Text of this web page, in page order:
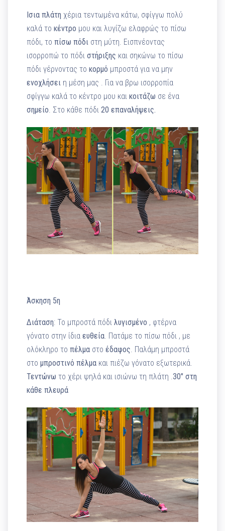
Ισια πλάτη χέρια τεντωμένα κάτω, σφίγγω πολύ
καλά τοκέντρο μου και λυγίζω ελαφρώς το πίσω
πόδι, τοπίσω πόδι στη μύτη. Εισπνέοντας
ισορροπώ το πόδιστήριξης και σηκώνω το πίσω
πόδι γέρνοντας τοκορμό μπροστά για να μην
ενοχλήσει η μέση μας . Για να βρω ισορροπία
σφίγγω καλά το κέντρο μου καικοιτάζω σε ένα
σημείο. Στο κάθε πόδι20 επαναλήψεις.
Άσκηση 5η
Διάταση: Το μπροστά πόδιλυγισμένο , φτέρνα
γόνατο στην ίδιαευθεία. Πατάμε το πίσω πόδι , με
ολόκληρο τοπέλμα στοέδαφος. Παλάμη μπροστά
στομπροστινό πέλμα και πιέζω γόνατο εξωτερικά.
Τεντώνω το χέρι ψηλά και ισιώνω τη πλάτη .30″ στη
κάθε πλευρά